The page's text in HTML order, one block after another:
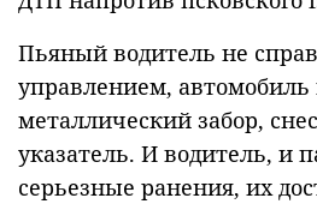
Пьяный водитель не
управлением, автомобиль
металлический забор,
указатель. И водитель, и
серьезные ранения, их